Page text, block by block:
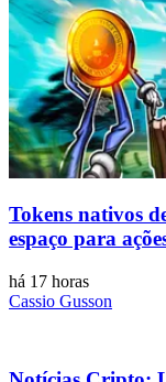
Tokens nativos
espaço para
há 17 horas
Cassio Gusson